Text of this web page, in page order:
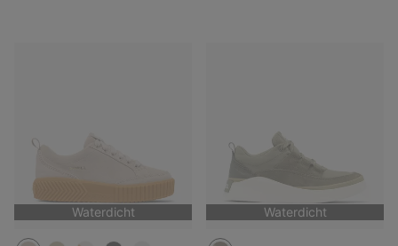
Waterdicht Waterdicht